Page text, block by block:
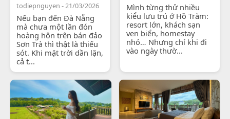
todiepnguyen - 21/03/2026
Nếu bạn đến Đà Nẵng
mà chưa một lần đón
hoàng hôn trên bán đảo
Sơn Trà thì thật là thiếu
sót. Khi mặt trời dần lặn,
cả t...
Mình từng thử nhiều
kiểu lưu trú ở Hồ Tràm:
resort lớn, khách sạn
ven biển, homestay
nhỏ… Nhưng chỉ khi đi
vào ngày thườ...